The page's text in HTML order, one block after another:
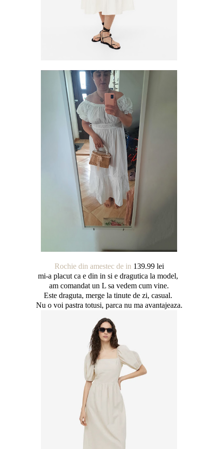
Rochie din amestec de in 139.99 lei
mi-a placut ca e din in si e dragutica la model,
am comandat un L sa vedem cum vine.
Este draguta, merge la tinute de zi, casual.
Nu o voi pastra totusi, parca nu ma avantajeaza.